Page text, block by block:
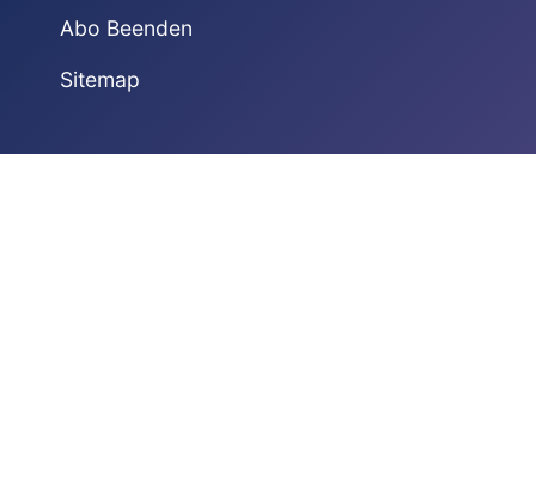
Abo Beenden
Sitemap